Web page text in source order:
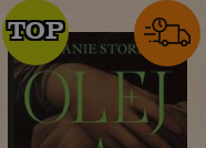
TOP
TOP